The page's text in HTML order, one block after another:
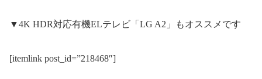
▼4K HDR対応有機ELテレビ「LG A2」もオススメです
[itemlink post_id=”218468″]